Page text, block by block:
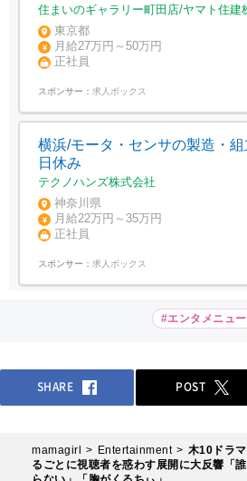
る商品力が強み/年収1000万円
住まいのギャラリー町田店/ヤマト住建
東京都
月給27万円～50万円
正社員
スポンサー： 求人ボックス
横浜/モータ・センサの製造・
日休み
テクノハンズ株式会社
神奈川県
月給22万円～35万円
正社員
スポンサー： 求人ボックス
#エンタメニュ
SHARE POST
mamagirl Entertainment
木10ドラ
るごとに視聴者を惑わす展開に大反響「